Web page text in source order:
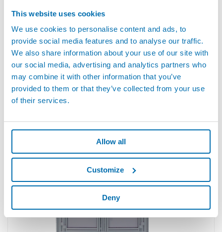
This website uses cookies
We use cookies to personalise content and ads, to
provide social media features and to analyse our traffic.
We also share information about your use of our site with
our social media, advertising and analytics partners who
may combine it with other information that you’ve
provided to them or that they’ve collected from your use
of their services.
Allow all
Customize
Deny
리크 및 유량 테스트기 - 리크 및 유량 테스트용 기기